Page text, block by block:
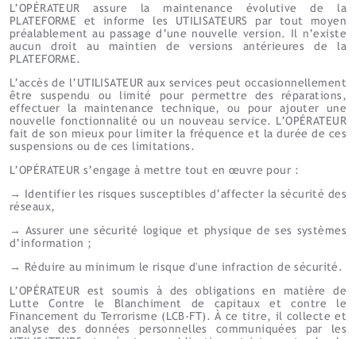
L’OPÉRATEUR assure la maintenance évolutive de la
PLATEFORME et informe les UTILISATEURS par tout moyen
préalablement au passage d’une nouvelle version. Il n’existe
aucun droit au maintien de versions antérieures de la
PLATEFORME.
L’accès de l’UTILISATEUR aux services peut occasionnellement
être suspendu ou limité pour permettre des réparations,
effectuer la maintenance technique, ou pour ajouter une
nouvelle fonctionnalité ou un nouveau service. L’OPÉRATEUR
fait de son mieux pour limiter la fréquence et la durée de ces
suspensions ou de ces limitations.
L’OPÉRATEUR s’engage à mettre tout en œuvre pour :
→ Identifier les risques susceptibles d’affecter la sécurité des
réseaux,
→ Assurer une sécurité logique et physique de ses systèmes
d’information ;
→ Réduire au minimum le risque d'une infraction de sécurité.
L’OPÉRATEUR est soumis à des obligations en matière de
Lutte Contre le Blanchiment de capitaux et contre le
Financement du Terrorisme (LCB-FT). À ce titre, il collecte et
analyse des données personnelles communiquées par les